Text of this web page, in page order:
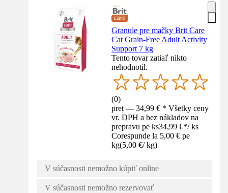
Granule pre mačky Brit Care
Cat Grain-Free Adult Activity
Support 7 kg
Tento tovar zatiaľ nikto
nehodnotil.
(0)
preț — 34,99 € * Všetky ceny
vr. DPH a bez nákladov na
prepravu pe ks34,99 €*/ ks
Corespunde la 5,00 € pe
kg(5,00 €/ kg)
V súčasnosti nemožno kúpiť online
V súčasnosti nemožno rezervovať